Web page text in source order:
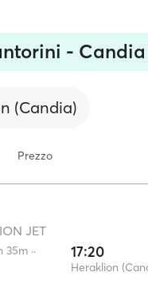
-
(Candia)
Prezzo
JET
35m ·· 17:20
Heraklion